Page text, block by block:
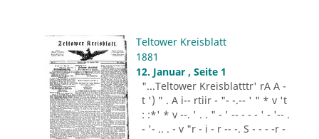
Teltower Kreisblatt
1881
12. Januar , Seite 1
"...Teltower Kreisblatttr' rA A -
t ') " . A i-- rtiir - "- -.-- ' " * v 't
: :*' * v --. ' . . " - ' -- - - - ' - '-- .
- '- .. . - v "r - i - r -- -. S - - - -r -